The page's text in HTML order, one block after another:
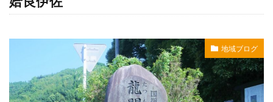
地域ブログ